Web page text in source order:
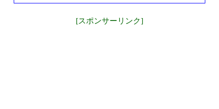
[スポンサーリンク]